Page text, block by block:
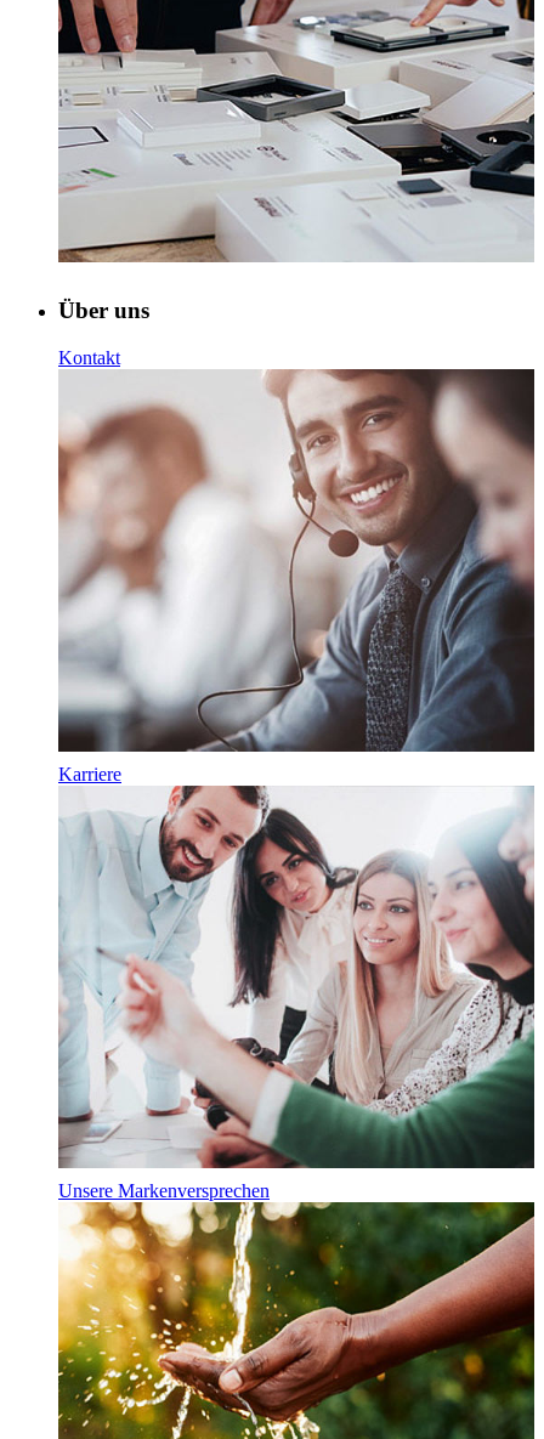
Über uns
Kontakt
Karriere
Unsere Markenversprechen